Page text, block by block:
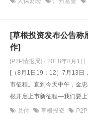
[草根投资发布公告称
作]
[P2P情报局] · 2018年8月1日
[（8月1日19：12）7月13日
市征程。直到今天中午，金
根开启上市新征程—我们要上
兑付 草根投资